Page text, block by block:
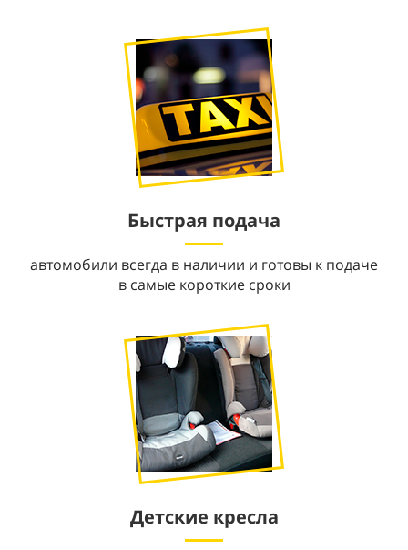
Быстрая подача
автомобили всегда в наличии и готовы к подаче
в самые короткие сроки
Детские кресла